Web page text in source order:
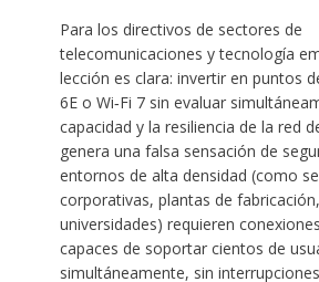
Para los directivos de sectores de
telecomunicaciones y tecnología
lección es clara: invertir en puntos
6E o Wi‑Fi 7 sin evaluar
capacidad y la resiliencia de la red
genera una falsa sensación de
entornos de alta densidad (como
corporativas, plantas de
universidades) requieren
capaces de soportar cientos de
simultáneamente, sin